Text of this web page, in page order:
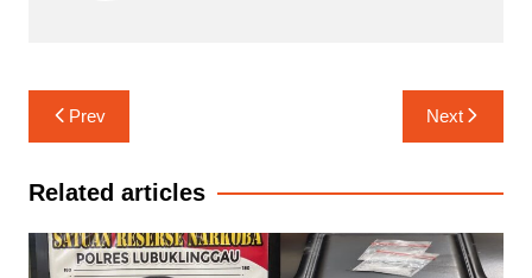
Navigasi
pos
Prev Next
Related articles